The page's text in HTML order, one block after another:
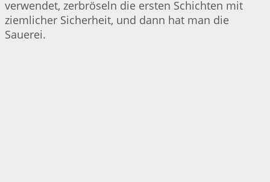
verwendet, zerbröseln die ersten Schichten mit
ziemlicher Sicherheit, und dann hat man die
Sauerei.